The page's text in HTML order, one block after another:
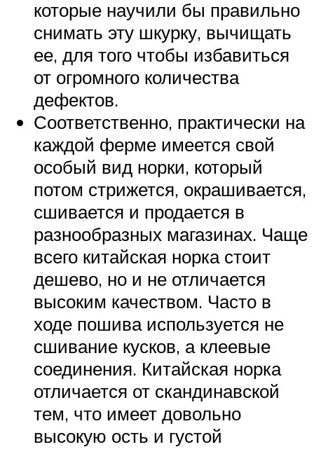
которые научили бы правильно
снимать эту шкурку, вычищать
ее, для того чтобы избавиться
от огромного количества
дефектов.
Соответственно, практически на
каждой ферме имеется свой
особый вид норки, который
потом стрижется, окрашивается,
сшивается и продается в
разнообразных магазинах. Чаще
всего китайская норка стоит
дешево, но и не отличается
высоким качеством. Часто в
ходе пошива используется не
сшивание кусков, а клеевые
соединения. Китайская норка
отличается от скандинавской
тем, что имеет довольно
высокую ость и густой